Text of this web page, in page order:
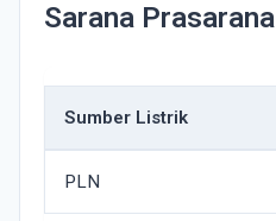
Sarana Prasarana
Sumber Listrik
PLN